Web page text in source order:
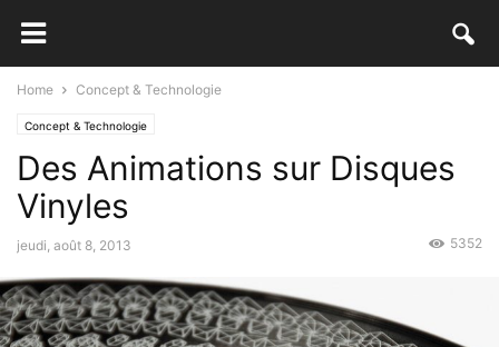
Home Concept & Technologie
Concept & Technologie
Des Animations sur Disques
Vinyles
jeudi, août 8, 2013 5352